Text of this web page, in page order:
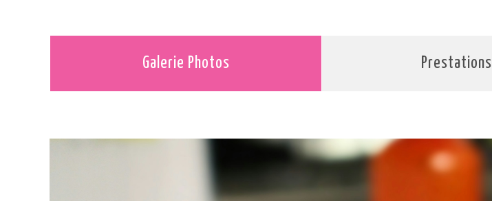
Galerie Photos Prestations